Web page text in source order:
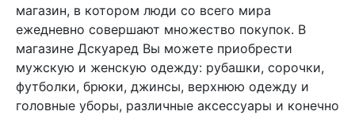
магазин, в котором люди со всего мира
ежедневно совершают множество покупок. В
магазине Дскуаред Вы можете приобрести
мужскую и женскую одежду: рубашки, сорочки,
футболки, брюки, джинсы, верхнюю одежду и
головные уборы, различные аксессуары и конечно